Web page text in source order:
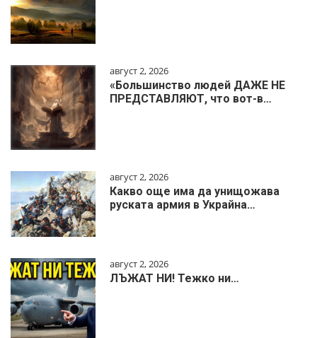
август 2, 2026
«Большинство людей ДАЖЕ НЕ
ПРЕДСТАВЛЯЮТ, что вот-в…
август 2, 2026
Какво още има да унищожава
руската армия в Украйна…
август 2, 2026
ЛЪЖАТ НИ! Тежко ни…